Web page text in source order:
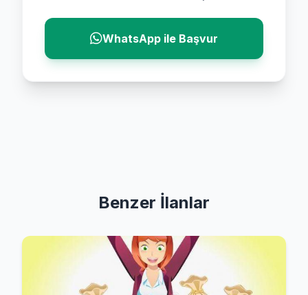
WhatsApp ile Başvur
Benzer İlanlar